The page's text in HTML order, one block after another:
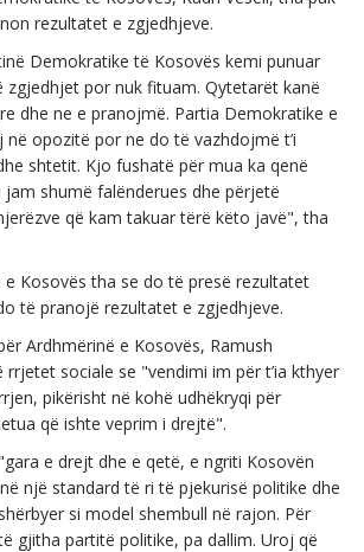
rezultatet e zgjedhjeve.
Demokratike të Kosovës kemi punuar
zgjedhjet por nuk fituam. Qytetarët kanë
dhe ne e pranojmë. Partia Demokratike e
opozitë por ne do të vazhdojmë t’i
shtetit. Kjo fushatë për mua ka qenë
jam shumë falënderues dhe përjetë
që kam takuar tërë këto javë", tha
Kosovës tha se do të presë rezultatet
të pranojë rezultatet e zgjedhjeve.
Ardhmërinë e Kosovës, Ramush
rrjetet sociale se "vendimi im për t’ia kthyer
pikërisht në kohë udhëkryqi për
që ishte veprim i drejtë".
e drejt dhe e qetë, e ngriti Kosovën
një standard të ri të pjekurisë politike dhe
si model shembull në rajon. Për
gjitha partitë politike, pa dallim. Uroj që